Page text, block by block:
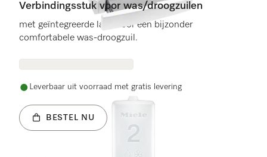
Verbindingsstuk voor was/droogzuilen
met geïntegreerde lade voor een bijzonder
comfortabele was-droogzuil.
Leverbaar uit voorraad met gratis levering
BESTEL NU